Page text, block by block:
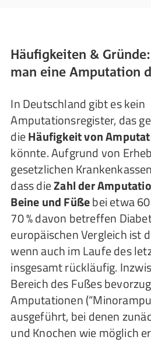
Häufigkeiten &
man eine Amputation
In Deutschland gibt es kein
Amputationsregister, das
dieHäufigkeit von
könnte. Aufgrund von
gesetzlichen
dass dieZahl der
Beine und Füßebei etwa
70 % davon betreffen
europäischen Vergleich ist
wenn auch im Laufe des
insgesamt rückläufig.
Bereich des Fußes
Amputationen
ausgeführt, bei denen
und Knochen wie möglich